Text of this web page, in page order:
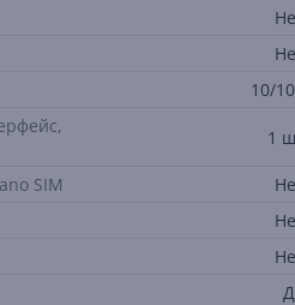
10/
1
SIM